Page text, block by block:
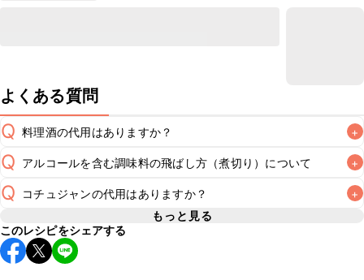
よくある質問
Q 料理酒の代用はありますか？ +
A
Q アルコールを含む調味料の飛ばし方（煮切り）について +
A
非加熱のレシピの場合にアルコールを含む調味料をそのまま
使用すると、仕上がりにアルコール特有の風味が残るため、
あらかじめ煮切りを行いアルコール分を飛ばすことをおすす
めいたします。煮切りの方法は
Q コチュジャンの代用はありますか？ +
A コチュジャンの代用は
もっと見る
このレシピをシェアする